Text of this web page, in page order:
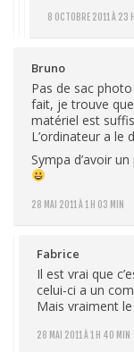
8 OCTOBRE 2011 À 23
Bruno
28 MAI 2011 À 1 H 03 MIN
Pas de sac
fait, je trouve
matériel est
L’ordinateur a le
Sympa d’avoir
Fabrice
28 MAI 2011 À 1 H 40 MIN
Il est vrai que
celui-ci a un
Mais vraiment le